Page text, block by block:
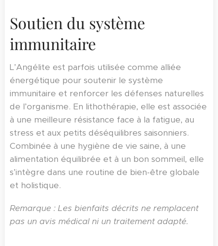
Soutien du système
immunitaire
L’Angélite est parfois utilisée comme alliée
énergétique pour soutenir le système
immunitaire et renforcer les défenses naturelles
de l’organisme. En lithothérapie, elle est associée
à une meilleure résistance face à la fatigue, au
stress et aux petits déséquilibres saisonniers.
Combinée à une hygiène de vie saine, à une
alimentation équilibrée et à un bon sommeil, elle
s’intègre dans une routine de bien-être globale
et holistique.
Remarque : Les bienfaits décrits ne remplacent
pas un avis médical ni un traitement adapté.